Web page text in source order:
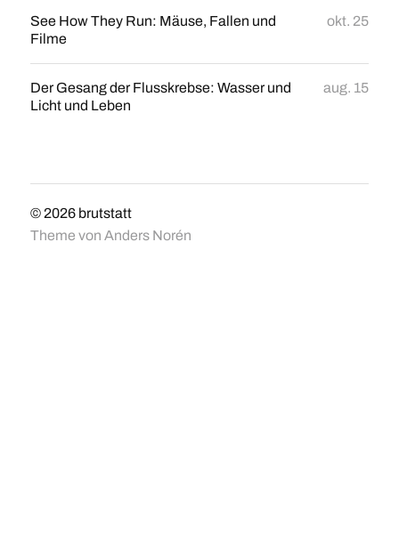
See How They Run: Mäuse, Fallen und
Filme
okt. 25
Der Gesang der Flusskrebse: Wasser und
Licht und Leben
aug. 15
© 2026 brutstatt
Theme von Anders Norén